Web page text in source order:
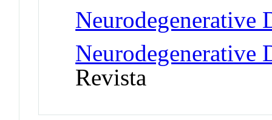
Neurodegenerative
Neurodegenerative
Revista